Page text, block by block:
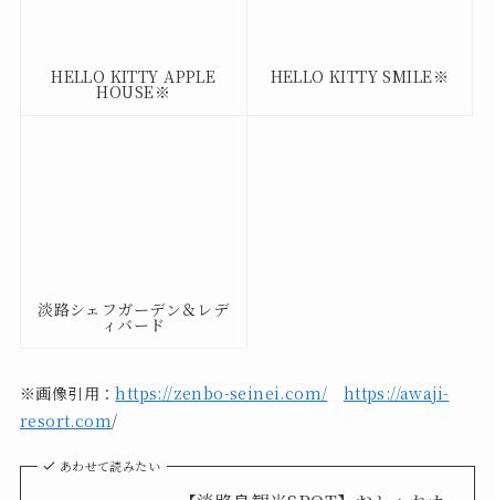
HELLO KITTY APPLE
HOUSE※
HELLO KITTY SMILE※
淡路シェフガーデン＆レデ
ィバード
※画像引用：https://zenbo-seinei.com/
https://awaji-
resort.com/
あわせて読みたい